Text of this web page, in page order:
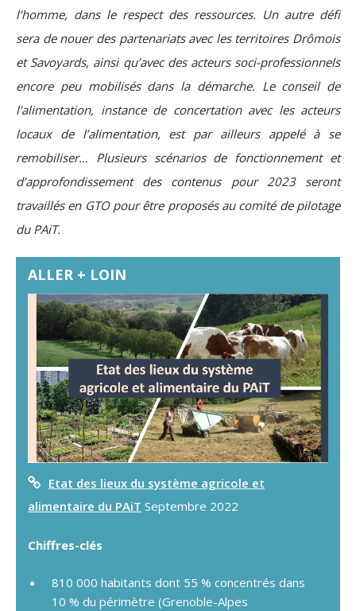
l’homme, dans le respect des ressources. Un autre défi
sera de nouer des partenariats avec les territoires Drômois
et Savoyards, ainsi qu’avec des acteurs soci-professionnels
encore peu mobilisés dans la démarche. Le conseil de
l’alimentation, instance de concertation avec les acteurs
locaux de l’alimentation, est par ailleurs appelé à se
remobiliser… Plusieurs scénarios de fonctionnement et
d’approfondissement des contenus pour 2023 seront
travaillés en GTO pour être proposés au comité de pilotage
du PAiT.
ALLER + LOIN
Etat des lieux du système agricole et
alimentaire du PAiT Septembre 2022
Chiffres-clés
810 000 habitants dont 55 % concentrés dans
10 % du périmètre (Grenoble-Alpes